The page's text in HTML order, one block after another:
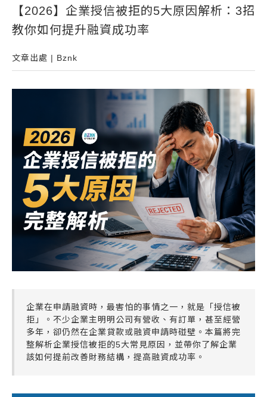
常見問題
帳款轉讓
企業專案融資
知識專區
平台介紹
【2026】企業授信被拒的5大原因解析：3招
教你如何提升融資成功率
文章出處 | Bznk
企業在申請融資時，最害怕的事情之一，就是「授信被
拒」。不少企業主明明公司有營收、有訂單，甚至經營
多年，卻仍然在企業貸款或融資申請時碰壁。本篇將完
整解析企業授信被拒的5大常見原因，並帶你了解企業
該如何提前改善財務結構，提高融資成功率。